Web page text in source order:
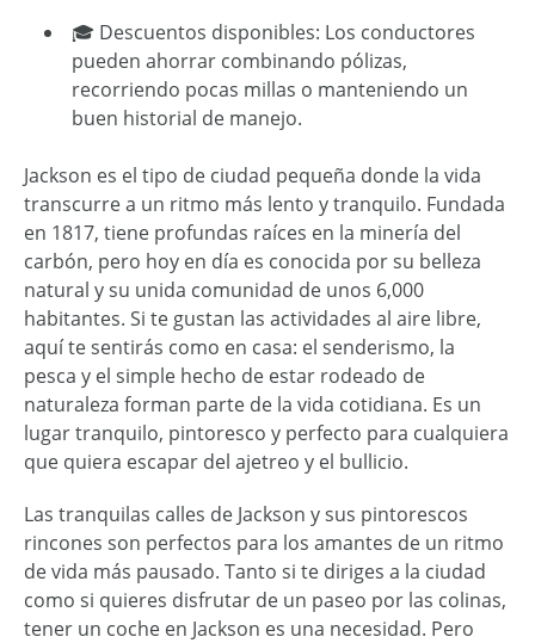
🎓 Descuentos disponibles: Los conductores
pueden ahorrar combinando pólizas,
recorriendo pocas millas o manteniendo un
buen historial de manejo.
Jackson es el tipo de ciudad pequeña donde la vida
transcurre a un ritmo más lento y tranquilo. Fundada
en 1817, tiene profundas raíces en la minería del
carbón, pero hoy en día es conocida por su belleza
natural y su unida comunidad de unos 6,000
habitantes. Si te gustan las actividades al aire libre,
aquí te sentirás como en casa: el senderismo, la
pesca y el simple hecho de estar rodeado de
naturaleza forman parte de la vida cotidiana. Es un
lugar tranquilo, pintoresco y perfecto para cualquiera
que quiera escapar del ajetreo y el bullicio.
Las tranquilas calles de Jackson y sus pintorescos
rincones son perfectos para los amantes de un ritmo
de vida más pausado. Tanto si te diriges a la ciudad
como si quieres disfrutar de un paseo por las colinas,
tener un coche en Jackson es una necesidad. Pero